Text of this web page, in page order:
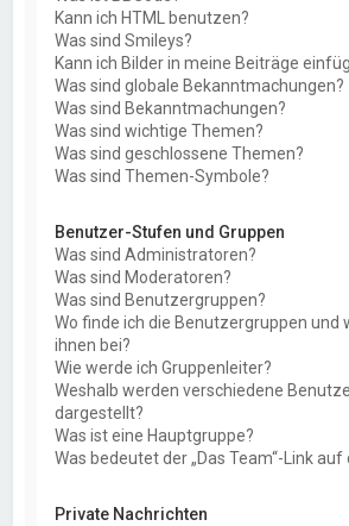
Kann ich HTML benutzen?
Was sind Smileys?
Kann ich Bilder in meine Beiträge
Was sind globale Bekanntmachungen?
Was sind Bekanntmachungen?
Was sind wichtige Themen?
Was sind geschlossene Themen?
Was sind Themen-Symbole?
Benutzer-Stufen und Gruppen
Was sind Administratoren?
Was sind Moderatoren?
Was sind Benutzergruppen?
Wo finde ich die Benutzergruppen und
ihnen bei?
Wie werde ich Gruppenleiter?
Weshalb werden verschiedene
dargestellt?
Was ist eine Hauptgruppe?
Was bedeutet der „Das Team“-Link
Private Nachrichten